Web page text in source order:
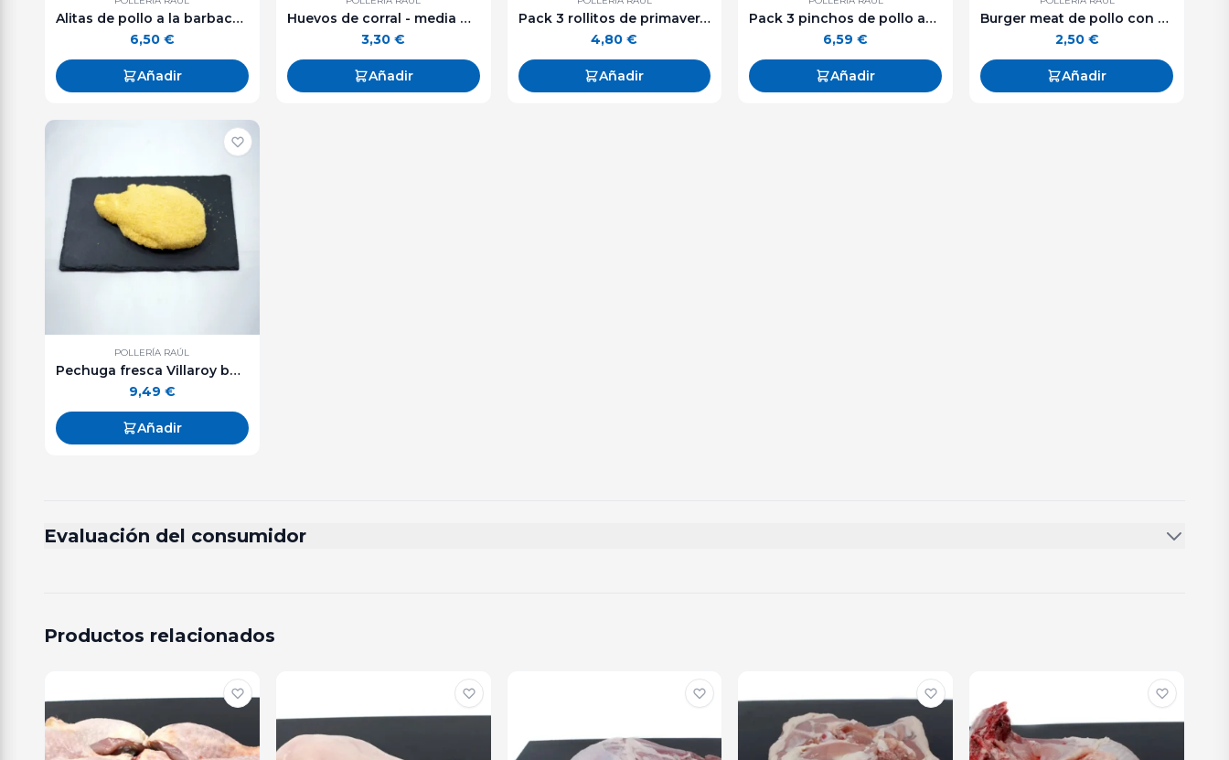
Alitas de pollo a la barbacoa - 600 g. aprox.
6,50 €
Añadir
Huevos de corral - media docena
3,30€
Añadir
Pack 3 rollitos de primavera con pollo
4,80€
Añadir
Pack 3 pinchos de pollo adobados
6,59€
Añadir
Burger meat de pollo con calabacín y queso. 125 g. aprox.
2,50 €
Añadir
POLLERÍA RAÚL
Pechuga fresca Villaroy bandeja 500 g. aprox.
9,49 €
Añadir
Evaluación del consumidor
Productos relacionados